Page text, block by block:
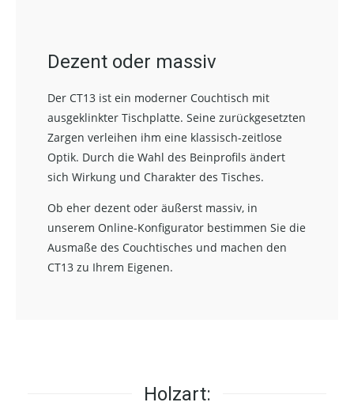
Dezent oder massiv
Der CT13 ist ein moderner Couchtisch mit
ausgeklinkter Tischplatte. Seine zurückgesetzten
Zargen verleihen ihm eine klassisch-zeitlose
Optik. Durch die Wahl des Beinprofils ändert
sich Wirkung und Charakter des Tisches.
Ob eher dezent oder äußerst massiv, in
unserem Online-Konfigurator bestimmen Sie die
Ausmaße des Couchtisches und machen den
CT13 zu Ihrem Eigenen.
Holzart: